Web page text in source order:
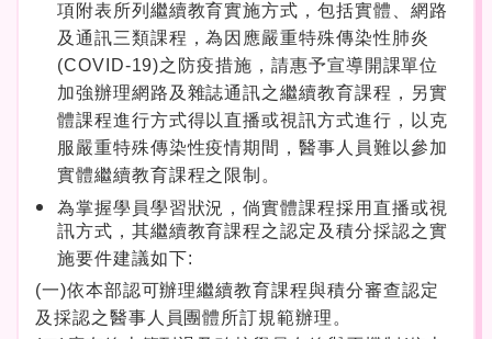
項附表所列繼續教育實施方式，包括實體、網路
及通訊三類課程，為因應嚴重特殊傳染性肺炎
(COVID-19)之防疫措施，請惠予宣導開課單位
加強辦理網路及雜誌通訊之繼續教育課程，另實
體課程進行方式得以直播或視訊方式進行，以克
服嚴重特殊傳染性疫情期間，醫事人員難以參加
實體繼續教育課程之限制。
為掌握學員學習狀況，倘實體課程採用直播或視
訊方式，其繼續教育課程之認定及積分採認之實
施要件建議如下:
(一)依本部認可辦理繼續教育課程與積分審查認定
及採認之醫事人員團體所訂規範辦理。